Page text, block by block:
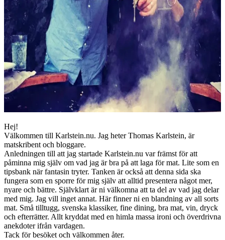
Hej!
Välkommen till Karlstein.nu. Jag heter Thomas Karlstein, är
matskribent och bloggare.
Anledningen till att jag startade Karlstein.nu var främst för att
påminna mig själv om vad jag är bra på att laga för mat. Lite som en
tipsbank när fantasin tryter. Tanken är också att denna sida ska
fungera som en sporre för mig själv att alltid presentera något mer,
nyare och bättre. Självklart är ni välkomna att ta del av vad jag delar
med mig. Jag vill inget annat. Här finner ni en blandning av all sorts
mat. Små tilltugg, svenska klassiker, fine dining, bra mat, vin, dryck
och efterrätter. Allt kryddat med en himla massa ironi och överdrivna
anekdoter ifrån vardagen.
Tack för besöket och välkommen åter.